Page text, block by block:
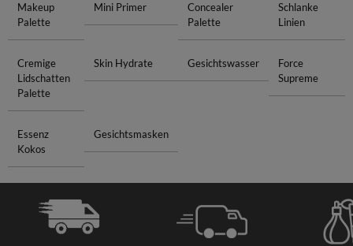
Makeup
Palette
Mini Primer
Concealer
Palette
Schlanke
Linien
Cremige
Lidschatten
Palette
Skin Hydrate Gesichtswasser
Force
Supreme
Essenz
Kokos
Gesichtsmasken